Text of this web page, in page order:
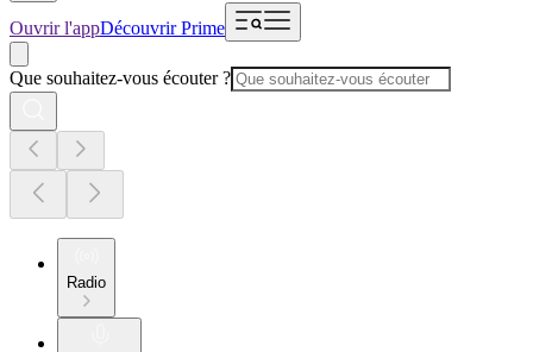
Ouvrir l'appDécouvrir Prime
Que souhaitez-vous écouter ?
Radio